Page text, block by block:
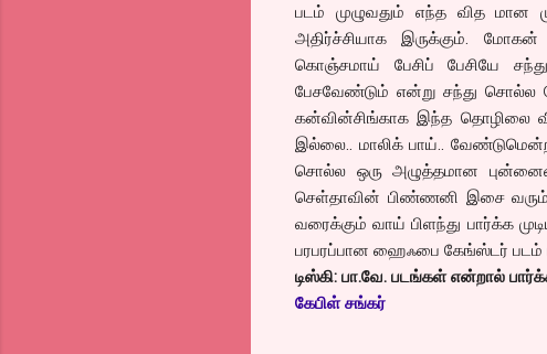
படம் முழுவதும் எந்த வித மான
அதிர்ச்சியாக இருக்கும்.
கொஞ்சமாய் பேசிப் பேசியே
பேசவேண்டும் என்று சந்து சொல்ல
கன்வின்சிங்காக இந்த தொழிலை
இல்லை.. மாலிக் பாய்..
சொல்ல ஒரு அழுத்தமான
செள்தாவின் பிண்ணனி இசை
வரைக்கும் வாய் பிளந்து பார்க்க
பரபரப்பான ஹைஃபை கேங்ஸ்டர் படம்
டிஸ்கி: பா.வே. படங்கள் என்றால்
கேபிள் சங்கர்